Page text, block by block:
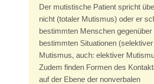
Der mutistische Patient spricht
nicht (totaler Mutismus) oder er
bestimmten Menschen gegenüber
bestimmten Situationen (selektiver
Mutismus, auch: elektiver
Zudem finden Formen des
auf der Ebene der nonverbalen